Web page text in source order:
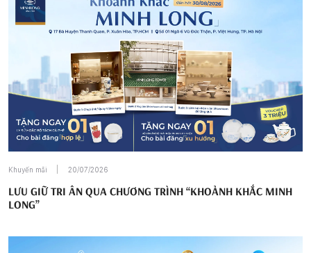
Khuyến mãi 20/07/2026
LƯU GIỮ TRI ÂN QUA CHƯƠNG TRÌNH “KHOẢNH KHẮC MINH
LONG”